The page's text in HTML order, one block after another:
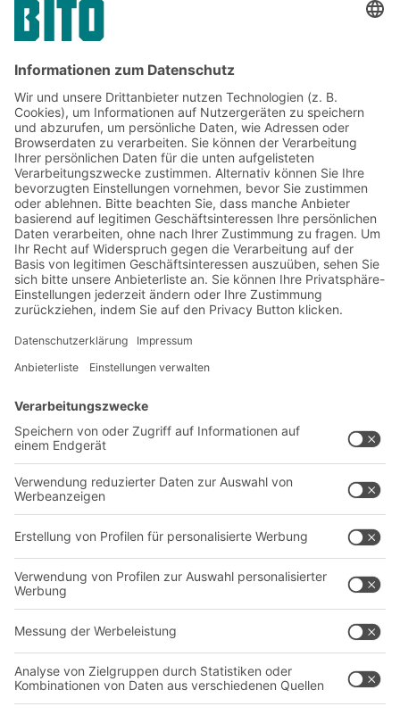
Jetzt beim BITO Newsletter
anmelden:
Lager- & Logistiknews
Exklusive Rabatte
Neuheiten
Newsletter abonnieren
Lösungen
Intralogistiklösungen
Regalsysteme
Transportsysteme
Dienstleistungen
Kontaktformular
Unternehmen
Über uns
Produktionsstandorte
Karriere
Follow us